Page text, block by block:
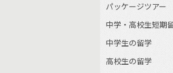
パッケージツアー
中学・高校生短期
中学生の留学
高校生の留学